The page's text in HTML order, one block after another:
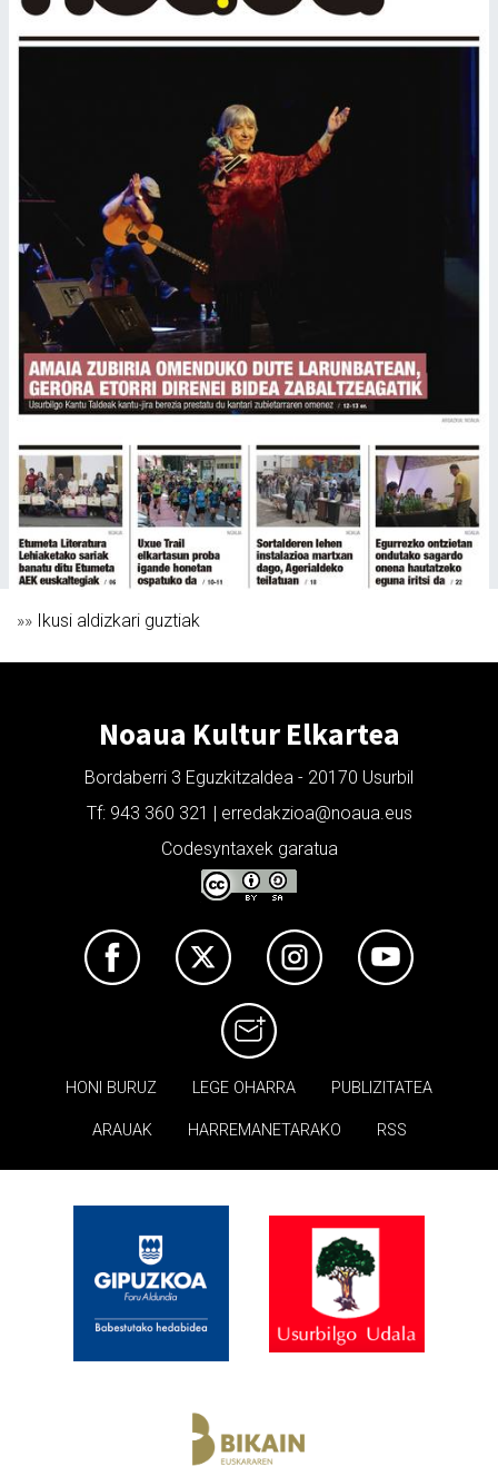
»» Ikusi aldizkari guztiak
Noaua Kultur Elkartea
Bordaberri 3 Eguzkitzaldea - 20170 Usurbil
Tf: 943 360 321 | erredakzioa@noaua.eus
Codesyntaxek garatua
HONI BURUZ LEGE OHARRA PUBLIZITATEA
ARAUAK HARREMANETARAKO RSS